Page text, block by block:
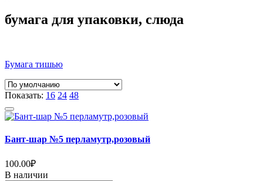
бумага для упаковки, слюда
Бумага тишью
Показать: 16 24 48
Бант-шар №5 перламутр,розовый
100.00₽
В наличии